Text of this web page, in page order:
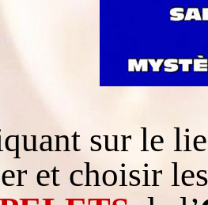
sur le
et choisir